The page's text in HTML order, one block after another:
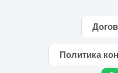
Политика